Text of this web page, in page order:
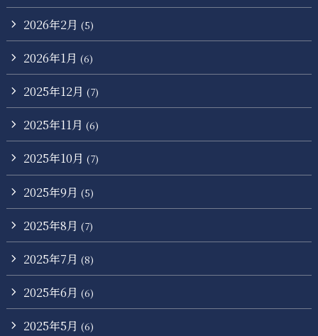
2026年2月 (5)
2026年1月 (6)
2025年12月 (7)
2025年11月 (6)
2025年10月 (7)
2025年9月 (5)
2025年8月 (7)
2025年7月 (8)
2025年6月 (6)
2025年5月 (6)